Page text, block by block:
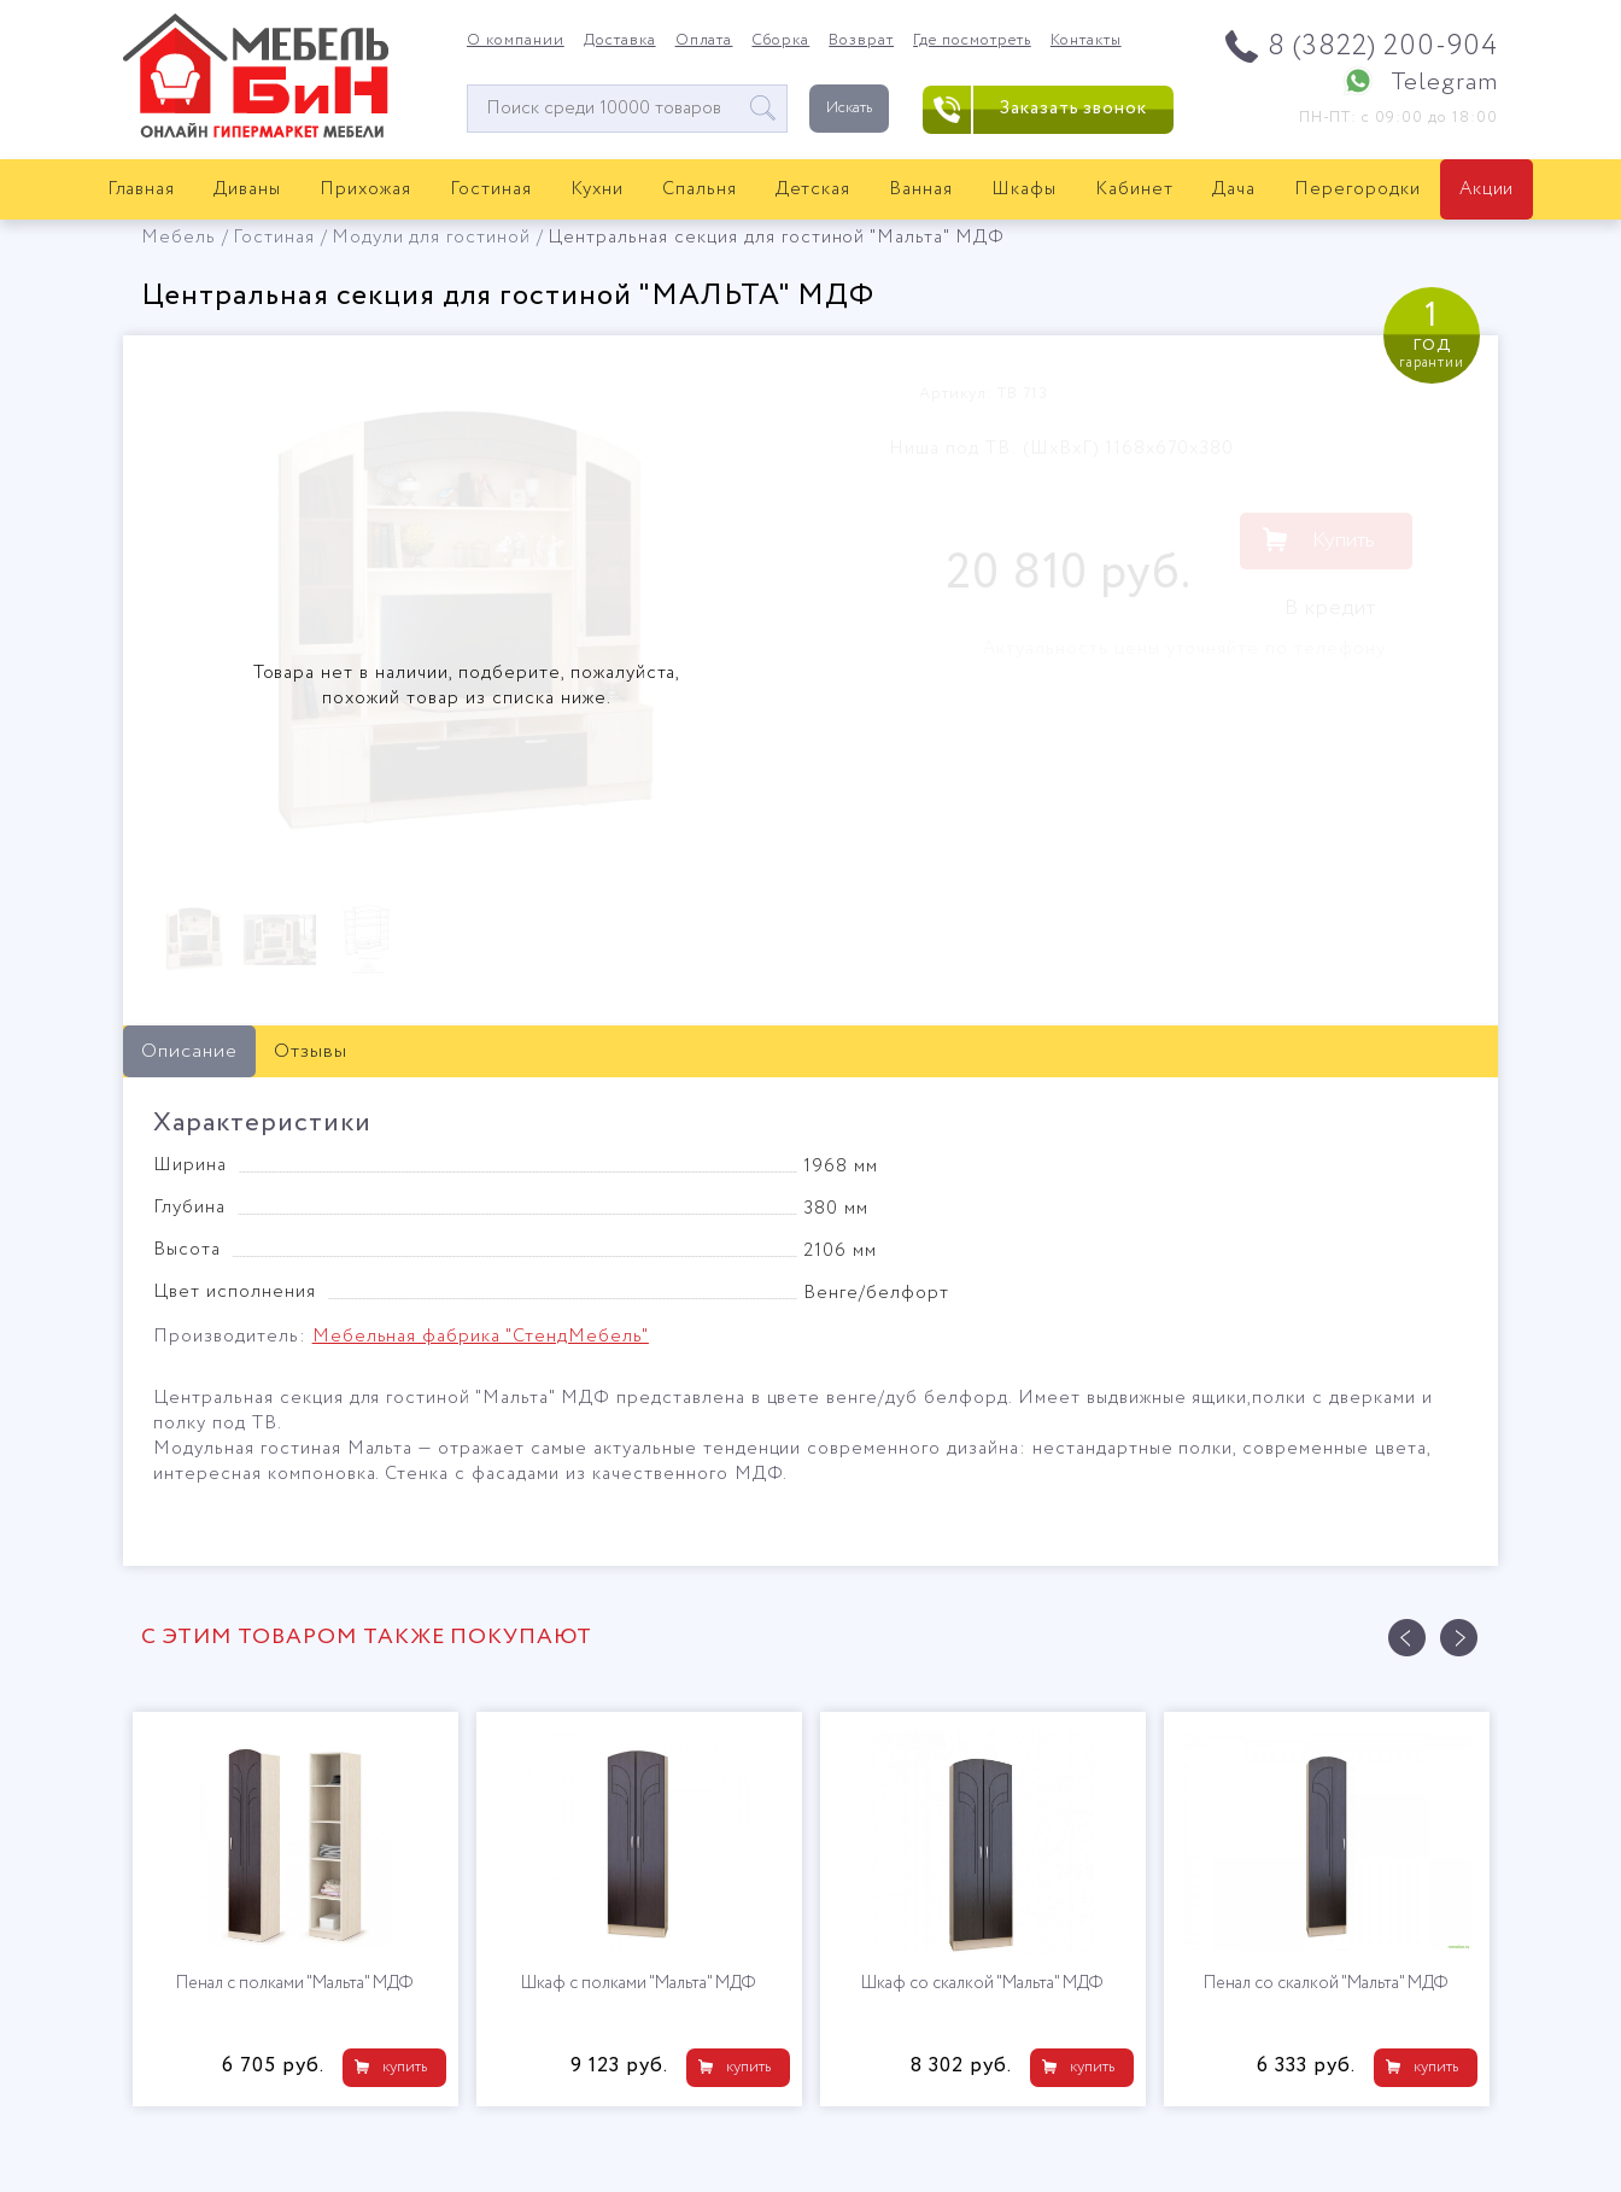
О компании Доставка Оплата Сборка Возврат Где посмотреть Контакты
Окно
поиска
Искать
8 (3822) 200-904
Telegram
ПН-ПТ: с 09:00 до 18:00
Заказать звонок
Главная Диваны Прихожая Гостиная Кухни Спальня Детская Ванная Шкафы Кабинет Дача Перегородки
Акции
Мебель
Гостиная Модули для гостиной Центральная секция для гостиной "Мальта" МДФ
Центральная секция для гостиной "МАЛЬТА" МДФ 1
год
гарантии
Товара нет в наличии, подберите, пожалуйста,
похожий товар из списка ниже.
20 810 руб.
Описание Отзывы
Характеристики
Ширина
1968 мм
Глубина
380 мм
Высота
2106 мм
Цвет исполнения
Венге/белфорт
Производитель:Мебельная фабрика "СтендМебель"
Центральная секция для гостиной "Мальта" МДФ представлена в цвете венге/дуб белфорд. Имеет выдвижные ящики,полки с дверками и
полку под ТВ.
Модульная гостиная Мальта — отражает самые актуальные тенденции современного дизайна: нестандартные полки, современные цвета,
интересная компоновка. Стенка с фасадами из качественного МДФ.
С ЭТИМ ТОВАРОМ ТАКЖЕ ПОКУПАЮТ
Пенал с полками "Мальта" МДФ
купить
6 705 руб.
Шкаф с полками "Мальта" МДФ
купить
9 123 руб.
Шкаф со скалкой "Мальта" МДФ
купить
8 302 руб.
Пенал со скалкой "Мальта" МДФ
купить
6 333 руб.